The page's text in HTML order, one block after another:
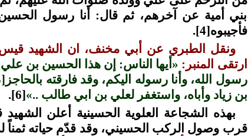
بني أمية عن آخرهم، ثم قال: أنا رسول
فأجيبوه[4]
.
ونقل الطبري عن أبي مخنف، ان الشهيد قيس
ارتقى المنبر: «أيها الناس: إن هذا الحسين بن
رسول الله، وأنا رسوله اليكم، وقد فارقته بالحاجز [5]
بن زياد وأباه، واستغفر لعلي بن ابي طالب ..»[6]
.
بهذه الشجاعة العلوية الحسينية أعلن
قرب وصول الركب الحسيني، وقد قدّم حياته ثمناً